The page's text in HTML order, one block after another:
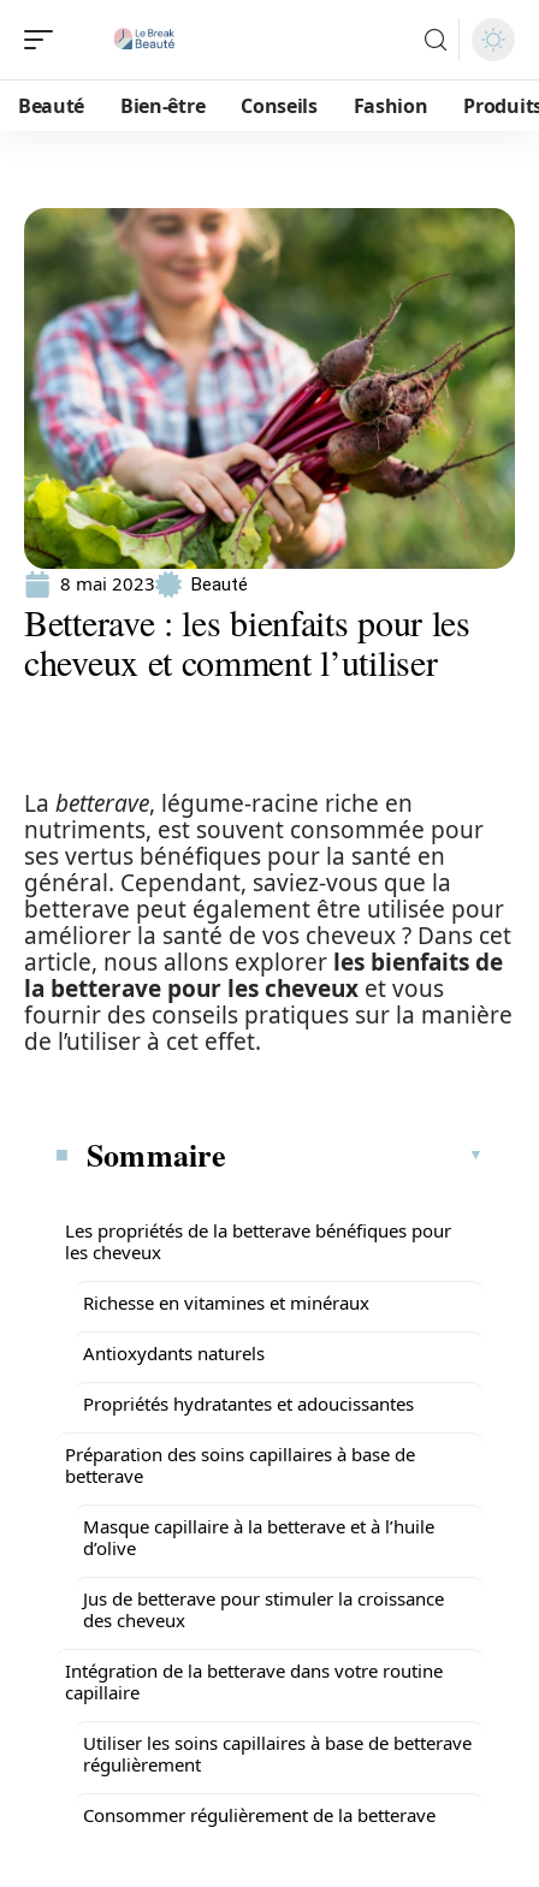
Beauté Bien-être Conseils Fashion
8 mai 2023 Beauté
Betterave : les bienfaits pour les
cheveux et comment l’utiliser
La betterave, légume-racine riche en
nutriments, est souvent consommée pour
ses vertus bénéfiques pour la santé en
général. Cependant, saviez-vous que la
betterave peut également être utilisée pour
améliorer la santé de vos cheveux ? Dans cet
article, nous allons explorer les bienfaits de
la betterave pour les cheveux et vous
fournir des conseils pratiques sur la manière
de l’utiliser à cet effet.
Sommaire
Les propriétés de la betterave bénéfiques pour
les cheveux
Richesse en vitamines et minéraux
Antioxydants naturels
Propriétés hydratantes et adoucissantes
Préparation des soins capillaires à base de
betterave
Masque capillaire à la betterave et à l’huile
d’olive
Jus de betterave pour stimuler la croissance
des cheveux
Intégration de la betterave dans votre routine
capillaire
Utiliser les soins capillaires à base de betterave
régulièrement
Consommer régulièrement de la betterave